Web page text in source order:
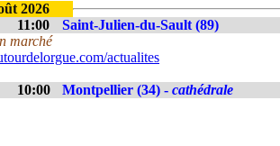
2026
11:00
Saint-Julien-du-Sault (89)
marché
actualites
10:00 Montpellier (34) - cathédrale